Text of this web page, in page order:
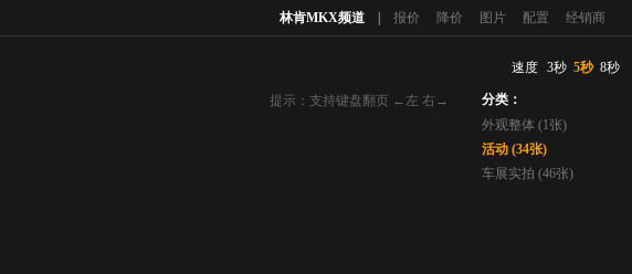
林肯MKX频道 报价 降价 图片 配置 经销商
提示：支持键盘翻页 ←左 右→
速度 3秒 5秒 8秒
分类：
外观整体 (1张)
活动 (34张)
车展实拍 (46张)